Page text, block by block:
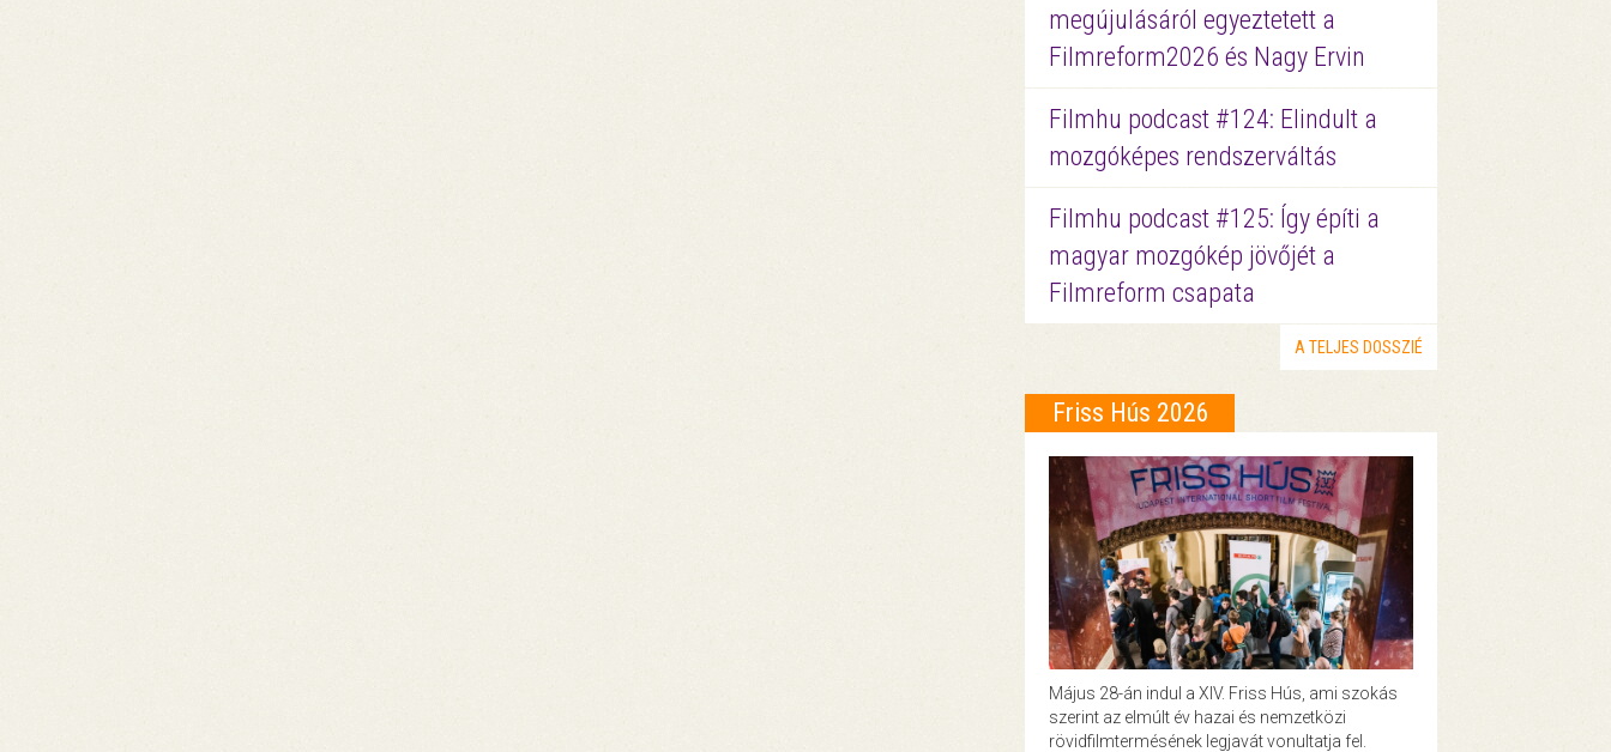
megújulásáról egyeztetett a
Filmreform2026 és Nagy Ervin
Filmhu podcast #124: Elindult a
mozgóképes rendszerváltás
Filmhu podcast #125: Így építi a
magyar mozgókép jövőjét a
Filmreform csapata
A TELJES DOSSZIÉ
Friss Hús 2026
Május 28-án indul a XIV. Friss Hús, ami szokás
szerint az elmúlt év hazai és nemzetközi
rövidfilmtermésének legjavát vonultatja fel.